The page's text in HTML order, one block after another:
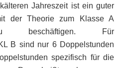
Jahreszeit ist ein guter
der Theorie zum Klasse A
beschäftigen. Für
B sind nur 6 Doppelstunden
spezifisch für die